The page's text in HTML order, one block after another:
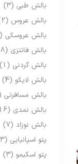
بالش طبی (3)
بالش عروس (2)
بالش عروسکی (23)
بالش فانتزی (28)
بالش گردنی (1)
بالش لایکو (4)
بالش مسافرتی
بالش نمدی (16)
بالش نوزاد (7)
پتو اسپانیایی (3)
پتو اسکیمو (3)